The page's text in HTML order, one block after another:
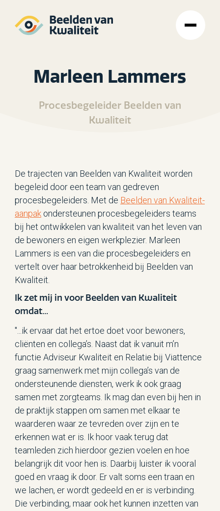
Marleen Lammers
Procesbegeleider Beelden van
Kwaliteit
De trajecten van Beelden van Kwaliteit worden
begeleid door een team van gedreven
procesbegeleiders. Met de Beelden van Kwaliteit-
aanpakondersteunen procesbegeleiders teams
bij het ontwikkelen van kwaliteit van het leven van
de bewoners en eigen werkplezier. Marleen
Lammers is een van die procesbegeleiders en
vertelt over haar betrokkenheid bij Beelden van
Kwaliteit.
Ik zet mij in voor Beelden van Kwaliteit
omdat...
"...ik ervaar dat het ertoe doet voor bewoners,
cliënten en collega’s. Naast dat ik vanuit m’n
functie Adviseur Kwaliteit en Relatie bij Viattence
graag samenwerk met mijn collega’s van de
ondersteunende diensten, werk ik ook graag
samen met zorgteams. Ik mag dan even bij hen in
de praktijk stappen om samen met elkaar te
waarderen waar ze tevreden over zijn en te
erkennen wat er is. Ik hoor vaak terug dat
teamleden zich hierdoor gezien voelen en hoe
belangrijk dit voor hen is. Daarbij luister ik vooral
goed en vraag ik door. Er valt soms een traan en
we lachen, er wordt gedeeld en er is verbinding.
Die verbinding, maar ook het kunnen inzetten van